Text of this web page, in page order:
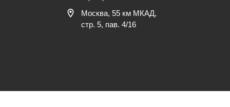
Москва, 55 км МКАД,
стр. 5, пав. 4/16